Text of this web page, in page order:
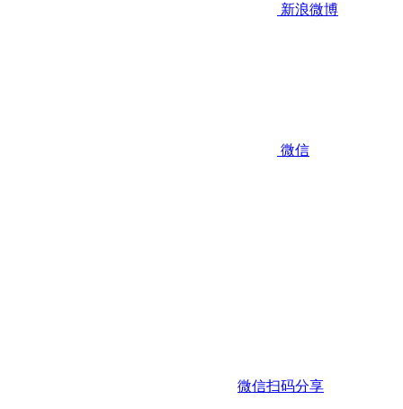
新浪微博
微信
微信扫码分享